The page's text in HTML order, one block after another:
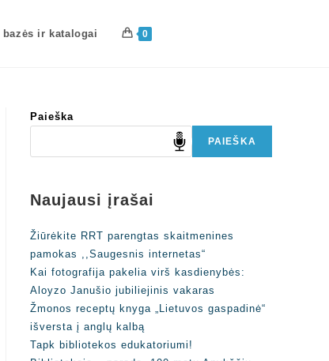
bazės ir katalogai 0
Paieška
PAIEŠKA
Naujausi įrašai
Žiūrėkite RRT parengtas skaitmenines
pamokas ,,Saugesnis internetas“
Kai fotografija pakelia virš kasdienybės:
Aloyzo Janušio jubiliejinis vakaras
Žmonos receptų knyga „Lietuvos gaspadinė“
išversta į anglų kalbą
Tapk bibliotekos edukatoriumi!